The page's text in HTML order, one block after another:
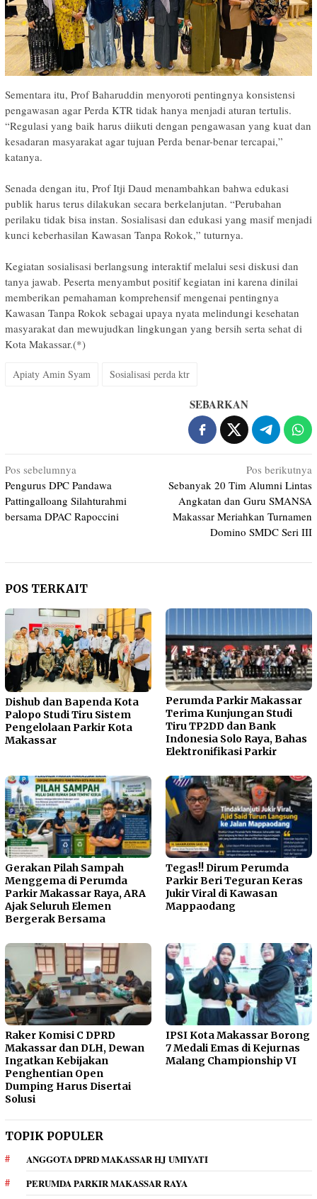
Sementara itu, Prof Baharuddin menyoroti pentingnya konsistensi
pengawasan agar Perda KTR tidak hanya menjadi aturan tertulis.
“Regulasi yang baik harus diikuti dengan pengawasan yang kuat dan
kesadaran masyarakat agar tujuan Perda benar-benar tercapai,”
katanya.
‎Senada dengan itu, Prof Itji Daud menambahkan bahwa edukasi
publik harus terus dilakukan secara berkelanjutan. “Perubahan
perilaku tidak bisa instan. Sosialisasi dan edukasi yang masif menjadi
kunci keberhasilan Kawasan Tanpa Rokok,” tuturnya.
‎Kegiatan sosialisasi berlangsung interaktif melalui sesi diskusi dan
tanya jawab. Peserta menyambut positif kegiatan ini karena dinilai
memberikan pemahaman komprehensif mengenai pentingnya
Kawasan Tanpa Rokok sebagai upaya nyata melindungi kesehatan
masyarakat dan mewujudkan lingkungan yang bersih serta sehat di
Kota Makassar.(*)
Apiaty Amin Syam Sosialisasi perda ktr
SEBARKAN
Navigasi
pos
Pos sebelumnya
Pengurus DPC Pandawa
Pattingalloang Silahturahmi
bersama DPAC Rapoccini
Pos berikutnya
Sebanyak 20 Tim Alumni Lintas
Angkatan dan Guru SMANSA
Makassar Meriahkan Turnamen
Domino SMDC Seri III
POS TERKAIT
Dishub dan Bapenda Kota
Palopo Studi Tiru Sistem
Pengelolaan Parkir Kota
Makassar
Perumda Parkir Makassar
Terima Kunjungan Studi
Tiru TP2DD dan Bank
Indonesia Solo Raya, Bahas
Elektronifikasi Parkir
Gerakan Pilah Sampah
Menggema di Perumda
Parkir Makassar Raya, ARA
Ajak Seluruh Elemen
Bergerak Bersama
Tegas!! Dirum Perumda
Parkir Beri Teguran Keras
Jukir Viral di Kawasan
Mappaodang
Raker Komisi C DPRD
Makassar dan DLH, Dewan
Ingatkan Kebijakan
Penghentian Open
Dumping Harus Disertai
Solusi
IPSI Kota Makassar Borong
7 Medali Emas di Kejurnas
Malang Championship VI
TOPIK POPULER
ANGGOTA DPRD MAKASSAR HJ UMIYATI
PERUMDA PARKIR MAKASSAR RAYA